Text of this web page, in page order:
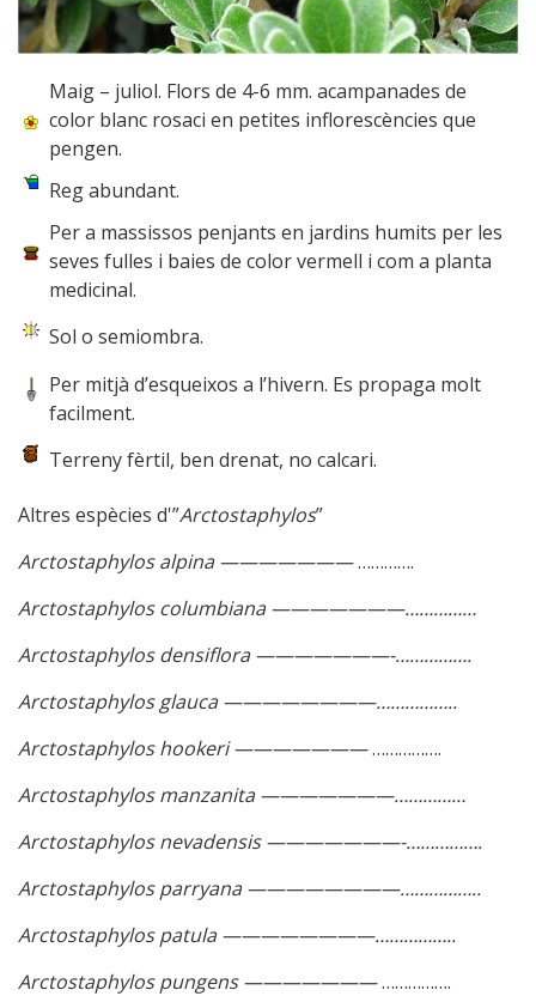
Maig – juliol. Flors de 4-6 mm. acampanades de
color blanc rosaci en petites inflorescències que
pengen.
Reg abundant.
Per a massissos penjants en jardins humits per les
seves fulles i baies de color vermell i com a planta
medicinal.
Sol o semiombra.
Per mitjà d’esqueixos a l’hivern. Es propaga molt
facilment.
Terreny fèrtil, ben drenat, no calcari.
Altres espècies d'”Arctostaphylos”
Arctostaphylos alpina ———————………….
Arctostaphylos columbiana ———————……………
Arctostaphylos densiflora ———————-…………….
Arctostaphylos glauca ————————……………..
Arctostaphylos hookeri ———————…………….
Arctostaphylos manzanita ———————……………
Arctostaphylos nevadensis ———————-…………….
Arctostaphylos parryana ————————……………..
Arctostaphylos patula ————————……………..
Arctostaphylos pungens ———————…………….